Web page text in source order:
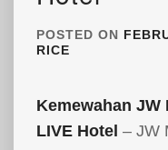
POSTED ON
RICE
Kemewahan
LIVE Hotel – JW